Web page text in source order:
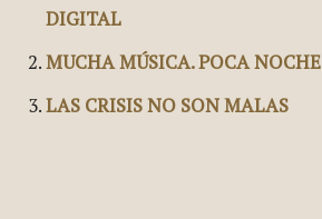
DIGITAL
MUCHA MÚSICA. POCA NOCHE
LAS CRISIS NO SON MALAS